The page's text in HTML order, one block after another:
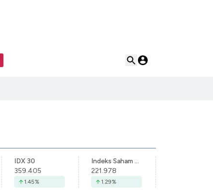
IDX 30
359.405
1.45%
Indeks Saham Syariah Indonesia
221.978
1.29%